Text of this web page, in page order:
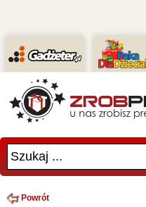
Szukaj ...
Powrót